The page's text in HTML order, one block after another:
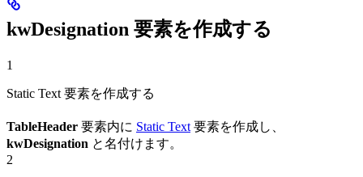
kwDesignation 要素を作成する
1
Static Text 要素を作成する
TableHeader 要素内に Static Text 要素を作成し、
kwDesignation と名付けます。
2